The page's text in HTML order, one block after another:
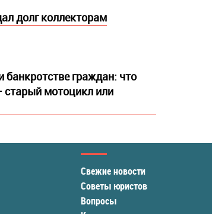
долг коллекторам
граждан: что
старый мотоцикл или
Свежие новости
Советы юристов
Вопросы